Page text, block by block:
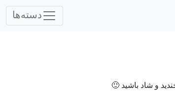
دسته‌ها
و شاد باشید 🙂